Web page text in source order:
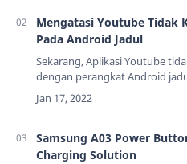
Mengatasi Youtube Tidak
Pada Android Jadul
Sekarang, Aplikasi Youtube
dengan perangkat Android
versi 4.4.2 atau pun versi di
tidak mampu membeli ponsel
Samsung A03 Power
Charging Solution